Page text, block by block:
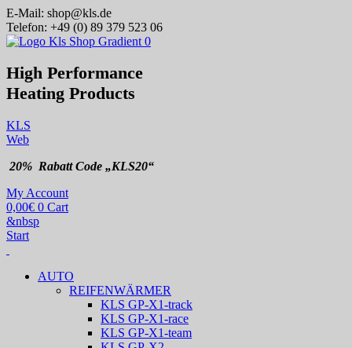
E-Mail: shop@kls.de
Telefon: +49 (0) 89 379 523 06
High Performance
Heating Products
KLS
Web
20% Rabatt Code „KLS20“
My Account
0,00€ 0 Cart
&nbsp
Start
AUTO
REIFENWÄRMER
KLS GP-X1-track
KLS GP-X1-race
KLS GP-X1-team